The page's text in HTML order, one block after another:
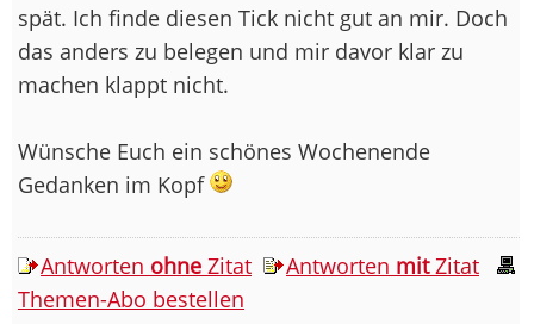
spät. Ich finde diesen Tick nicht gut an mir. Doch
das anders zu belegen und mir davor klar zu
machen klappt nicht.
Wünsche Euch ein schönes Wochenende
Gedanken im Kopf
Antworten ohne Zitat Antworten mitZitat
Themen-Abo bestellen